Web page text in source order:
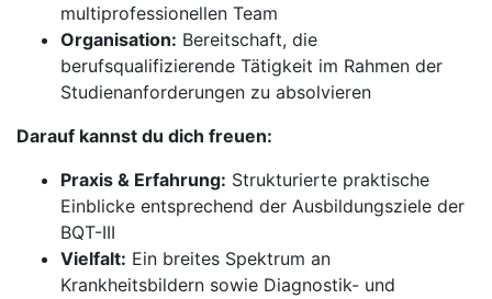
multiprofessionellen Team
Organisation: Bereitschaft, die
berufsqualifizierende Tätigkeit im Rahmen der
Studienanforderungen zu absolvieren
Darauf kannst du dich freuen:
Praxis & Erfahrung: Strukturierte praktische
Einblicke entsprechend der Ausbildungsziele der
BQT-III
Vielfalt: Ein breites Spektrum an
Krankheitsbildern sowie Diagnostik- und